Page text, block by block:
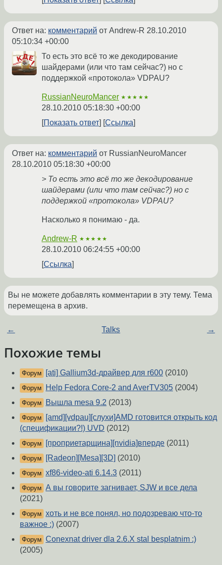
Ответ на: комментарий от Andrew-R 28.10.2010
05:10:34 +00:00
То есть это всё то же декодирование
шайдерами (или что там сейчас?) но с
поддержкой «протокола» VDPAU?
RussianNeuroMancer ★★★★★
28.10.2010 05:18:30 +00:00
Показать ответ
Ссылка
Ответ на: комментарий от RussianNeuroMancer
28.10.2010 05:18:30 +00:00
> То есть это всё то же декодирование
шайдерами (или что там сейчас?) но с
поддержкой «протокола» VDPAU?
Насколько я понимаю - да.
Andrew-R ★★★★★
28.10.2010 06:24:55 +00:00
Ссылка
Вы не можете добавлять комментарии в эту тему. Тема
перемещена в архив.
← Talks →
Похожие темы
Форум [ati] Gallium3d-драйвер для r600 (2010)
Форум Help Fedora Core-2 and AverTV305 (2004)
Форум Вышла mesa 9.2 (2013)
Форум
[amd][vdpau][слухи]AMD готовится открыть код
(спецификации?!) UVD (2012)
Форум [проприетарщина][nvidia]вперде (2011)
Форум [Radeon][Mesa][3D] (2010)
Форум xf86-video-ati 6.14.3 (2011)
Форум А вы говорите загнивает, SJW и все дела
(2021)
Форум хоть и не все понял, но подозреваю что-то
важное :) (2007)
Форум Conexnat driver dla 2.6.X stal besplatnim :)
(2005)